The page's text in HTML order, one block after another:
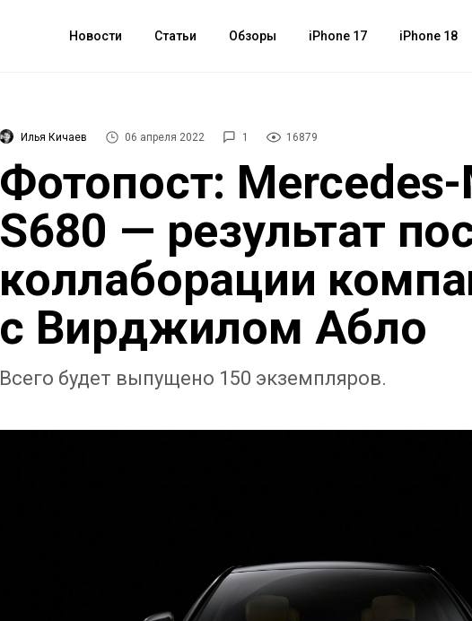
Новости Статьи Обзоры iPhone 17 iPhone 18
Илья Кичаев 06 апреля 2022 1 16879
Фотопост:
S680 — результат
коллаборации
с Вирджилом Абло
Всего будет выпущено 150 экземпляров.